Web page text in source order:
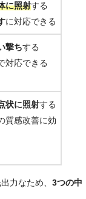
に照射する
に対応できる
撃ちする
対応できる
状に照射する
質感改善に効
力なため、 3つの中